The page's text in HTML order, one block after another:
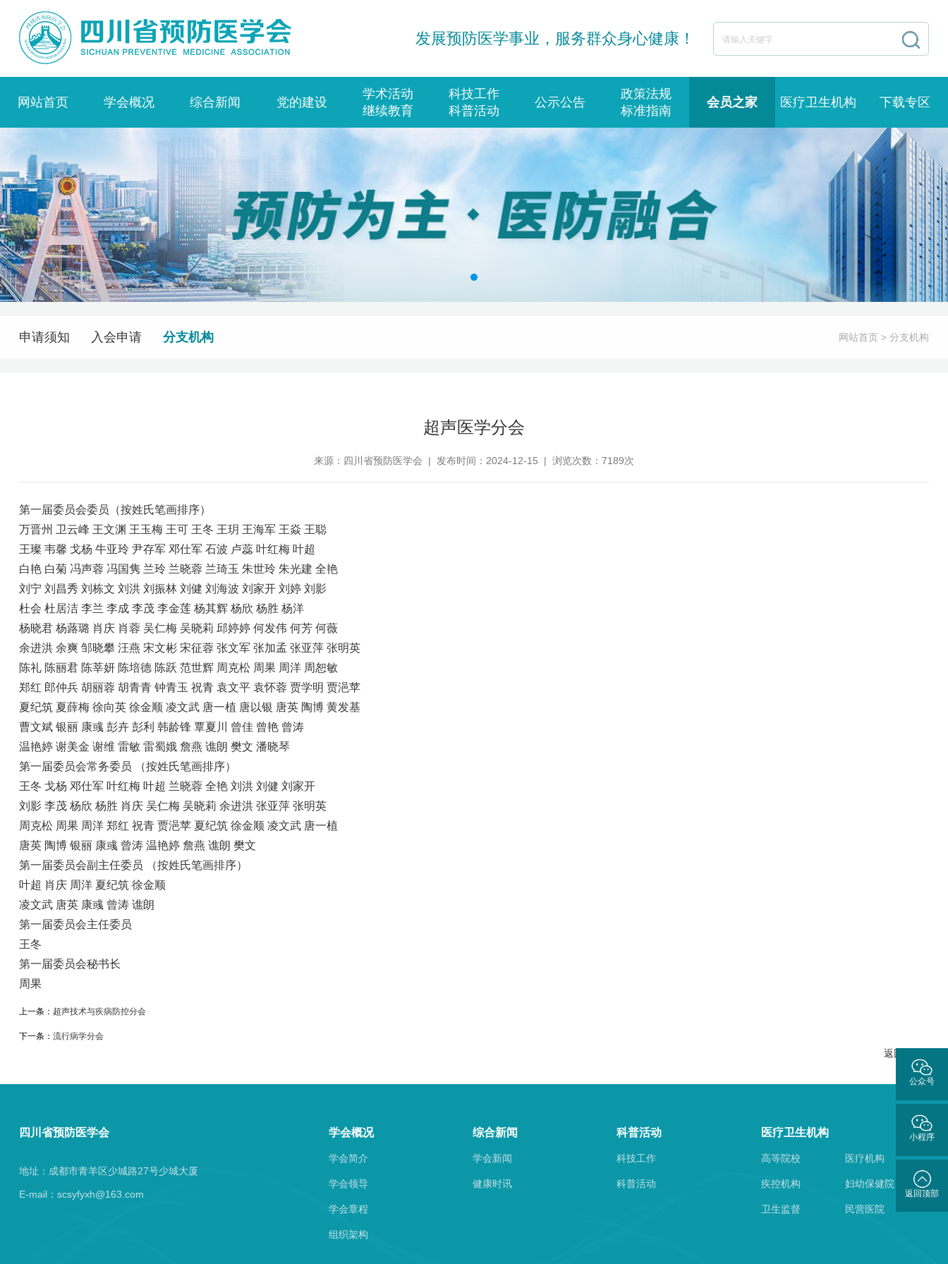
发展预防医学事业，服务群众身心健康！
网站首页 学会概况 综合新闻 党的建设
学术活动
继续教育
科技工作
科普活动
公示公告
政策法规
标准指南
会员之家 医疗卫生机构 下载专区
申请须知 入会申请 分支机构 网站首页 > 分支机构
超声医学分会
来源：四川省预防医学会 | 发布时间：2024-12-15 | 浏览次数：7189次
第一届委员会委员（按姓氏笔画排序）
万晋州 卫云峰 王文渊 王玉梅 王可 王冬 王玥 王海军 王焱 王聪
王璨 韦馨 戈杨 牛亚玲 尹存军 邓仕军 石波 卢蕊 叶红梅 叶超
白艳 白菊 冯声蓉 冯国隽 兰玲 兰晓蓉 兰琦玉 朱世玲 朱光建 全艳
刘宁 刘昌秀 刘栋文 刘洪 刘振林 刘健 刘海波 刘家开 刘婷 刘影
杜会 杜居洁 李兰 李成 李茂 李金莲 杨其辉 杨欣 杨胜 杨洋
杨晓君 杨蕗璐 肖庆 肖蓉 吴仁梅 吴晓莉 邱婷婷 何发伟 何芳 何薇
余进洪 余爽 邹晓攀 汪燕 宋文彬 宋征蓉 张文军 张加孟 张亚萍 张明英
陈礼 陈丽君 陈莘妍 陈培德 陈跃 范世辉 周克松 周果 周洋 周恕敏
郑红 郎仲兵 胡丽蓉 胡青青 钟青玉 祝青 袁文平 袁怀蓉 贾学明 贾浥苹
夏纪筑 夏薛梅 徐向英 徐金顺 凌文武 唐一植 唐以银 唐英 陶博 黄发基
曹文斌 银丽 康彧 彭卉 彭利 韩龄锋 覃夏川 曾佳 曾艳 曾涛
温艳婷 谢美金 谢维 雷敏 雷蜀娥 詹燕 谯朗 樊文 潘晓琴
第一届委员会常务委员 （按姓氏笔画排序）
王冬 戈杨 邓仕军 叶红梅 叶超 兰晓蓉 全艳 刘洪 刘健 刘家开
刘影 李茂 杨欣 杨胜 肖庆 吴仁梅 吴晓莉 余进洪 张亚萍 张明英
周克松 周果 周洋 郑红 祝青 贾浥苹 夏纪筑 徐金顺 凌文武 唐一植
唐英 陶博 银丽 康彧 曾涛 温艳婷 詹燕 谯朗 樊文
第一届委员会副主任委员 （按姓氏笔画排序）
叶超 肖庆 周洋 夏纪筑 徐金顺
凌文武 唐英 康彧 曾涛 谯朗
第一届委员会主任委员
王冬
第一届委员会秘书长
周果
上一条： 超声技术与疾病防控分会
下一条： 流行病学分会
返回列表
四川省预防医学会
地址：成都市青羊区少城路27号少城大厦
E-mail：scsyfyxh@163.com
学会概况
学会简介
学会领导
学会章程
组织架构
综合新闻
学会新闻
健康时讯
科普活动
科技工作
科普活动
医疗卫生机构
高等院校 医疗机构
疾控机构 妇幼保健院
卫生监督 民营医院
公众号
小程序
返回顶部